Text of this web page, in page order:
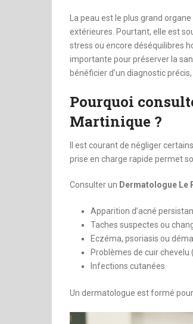
La peau est le plus grand
extérieures. Pourtant, elle est
stress ou encore déséquilibres
importante pour préserver la
bénéficier d’un diagnostic
Pourquoi
Martinique ?
Il est courant de négliger
prise en charge rapide permet
Consulter un Dermatologue Le
Apparition d’acné
Taches suspectes ou
Eczéma, psoriasis ou
Problèmes de cuir
Infections cutanées
Un dermatologue est formé